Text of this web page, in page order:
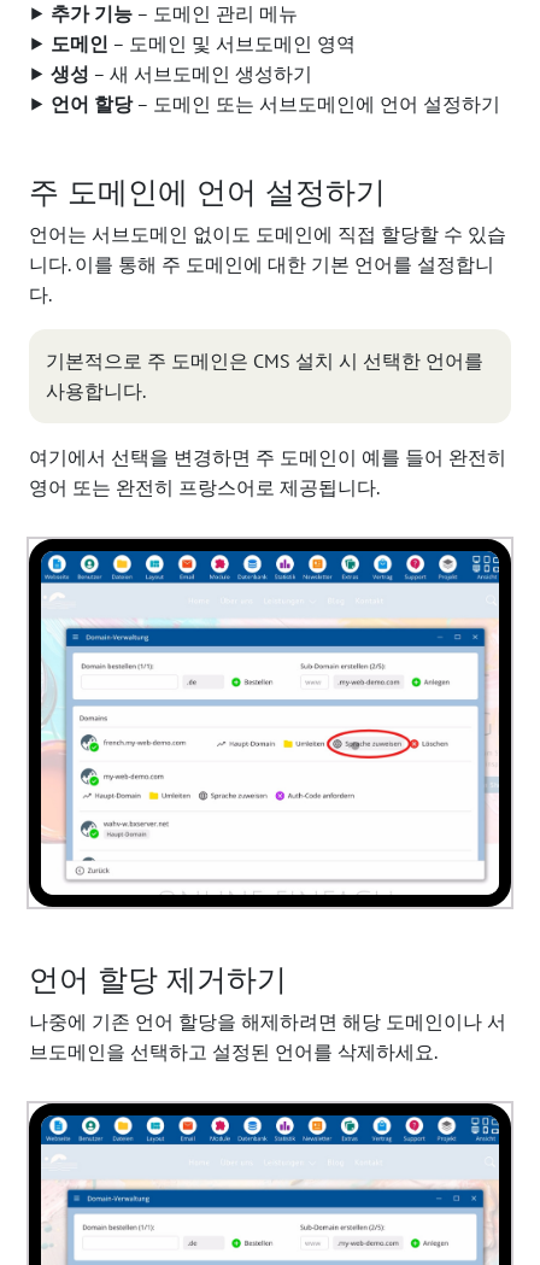
⯈ 추가 기능 – 도메인 관리 메뉴
⯈ 도메인 – 도메인 및 서브도메인 영역
⯈ 생성 – 새 서브도메인 생성하기
⯈ 언어 할당– 도메인 또는 서브도메인에 언어 설정하기
주 도메인에 언어 설정하기
언어는 서브도메인 없이도 도메인에 직접 할당할 수 있습
니다. 이를 통해 주 도메인에 대한 기본 언어를 설정합니
다.
기본적으로 주 도메인은 CMS 설치 시 선택한 언어를
사용합니다.
여기에서 선택을 변경하면 주 도메인이 예를 들어 완전히
영어 또는 완전히 프랑스어로 제공됩니다.
언어 할당 제거하기
나중에 기존 언어 할당을 해제하려면 해당 도메인이나 서
브도메인을 선택하고 설정된 언어를 삭제하세요.